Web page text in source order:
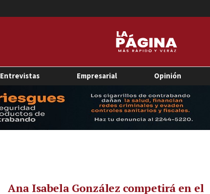
Entrevistas Empresarial Opinión
Ana Isabela González competirá en el